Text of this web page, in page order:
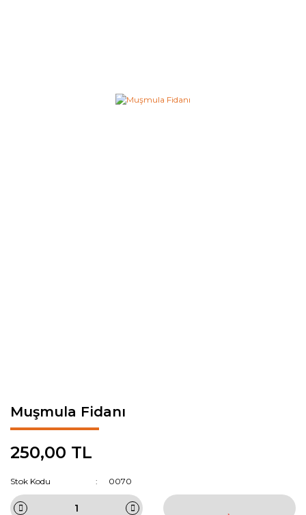
Muşmula Fidanı
250,00 TL
Stok Kodu 0070